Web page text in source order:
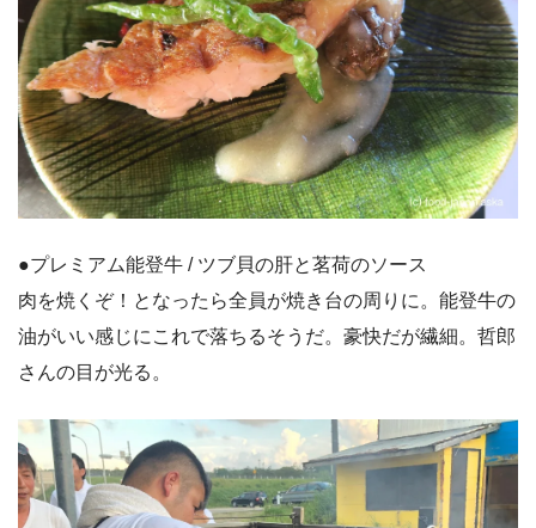
●プレミアム能登牛 / ツブ貝の肝と茗荷のソース
肉を焼くぞ！となったら全員が焼き台の周りに。能登牛の
油がいい感じにこれで落ちるそうだ。豪快だが繊細。哲郎
さんの目が光る。